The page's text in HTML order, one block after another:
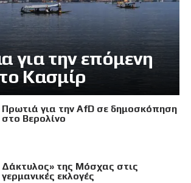
για την επόμενη
Κασμίρ
Πρωτιά για την AfD σε δημοσκόπηση
στο Βερολίνο
Δάκτυλος» της Μόσχας στις
γερμανικές εκλογές